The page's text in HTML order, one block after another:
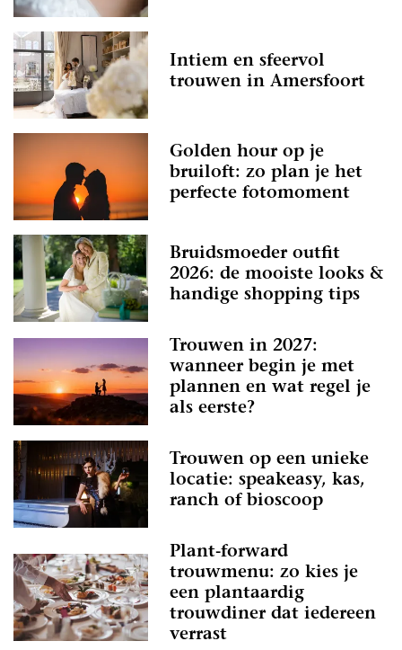
Intiem en sfeervol
trouwen in Amersfoort
Golden hour op je
bruiloft: zo plan je het
perfecte fotomoment
Bruidsmoeder outfit
2026: de mooiste looks &
handige shopping tips
Trouwen in 2027:
wanneer begin je met
plannen en wat regel je
als eerste?
Trouwen op een unieke
locatie: speakeasy, kas,
ranch of bioscoop
Plant-forward
trouwmenu: zo kies je
een plantaardig
trouwdiner dat iedereen
verrast